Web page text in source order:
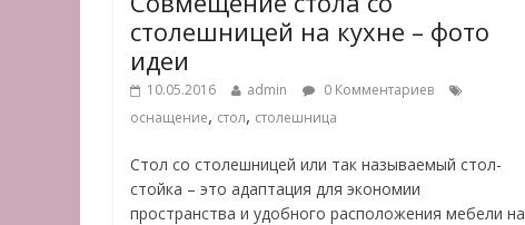
столешницей на кухне – фото
идеи
10.05.2016 admin
0 Комментариев
оснащение, стол, столешница
Стол со столешницей или так называемый стол-
стойка – это адаптация для экономии
пространства и удобного расположения мебели на